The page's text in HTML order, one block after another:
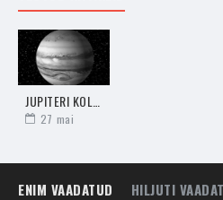
27 mai
ENIM VAADATUD HILJUTI